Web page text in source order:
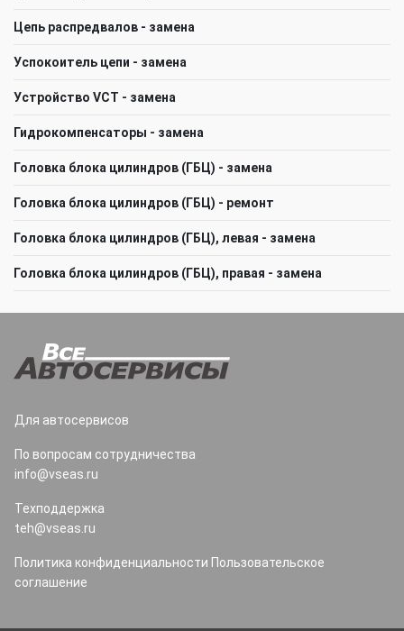
Цепь распредвалов - замена
Успокоитель цепи - замена
Устройство VCT - замена
Гидрокомпенсаторы - замена
Головка блока цилиндров (ГБЦ) - замена
Головка блока цилиндров (ГБЦ) - ремонт
Головка блока цилиндров (ГБЦ), левая - замена
Головка блока цилиндров (ГБЦ), правая - замена
Для автосервисов
По вопросам сотрудничества
info@vseas.ru
Техподдержка
teh@vseas.ru
Политика конфиденциальности Пользовательское
соглашение